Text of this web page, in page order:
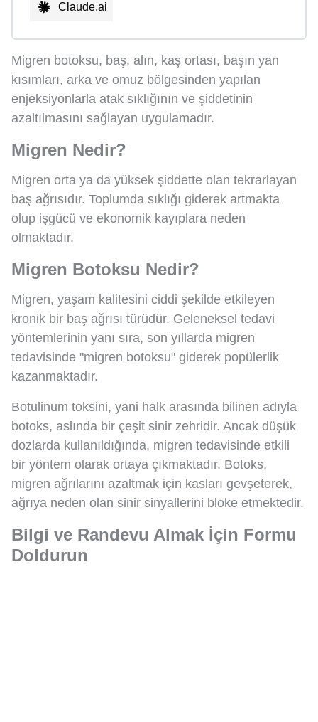
Claude.ai
Migren botoksu, baş, alın, kaş ortası, başın yan
kısımları, arka ve omuz bölgesinden yapılan
enjeksiyonlarla atak sıklığının ve şiddetinin
azaltılmasını sağlayan uygulamadır.
Migren Nedir?
Migren orta ya da yüksek şiddette olan tekrarlayan
baş ağrısıdır. Toplumda sıklığı giderek artmakta
olup işgücü ve ekonomik kayıplara neden
olmaktadır.
Migren Botoksu Nedir?
Migren, yaşam kalitesini ciddi şekilde etkileyen
kronik bir baş ağrısı türüdür. Geleneksel tedavi
yöntemlerinin yanı sıra, son yıllarda migren
tedavisinde "migren botoksu" giderek popülerlik
kazanmaktadır.
Botulinum toksini, yani halk arasında bilinen adıyla
botoks, aslında bir çeşit sinir zehridir. Ancak düşük
dozlarda kullanıldığında, migren tedavisinde etkili
bir yöntem olarak ortaya çıkmaktadır. Botoks,
migren ağrılarını azaltmak için kasları gevşeterek,
ağrıya neden olan sinir sinyallerini bloke etmektedir.
Bilgi ve Randevu Almak İçin Formu
Doldurun